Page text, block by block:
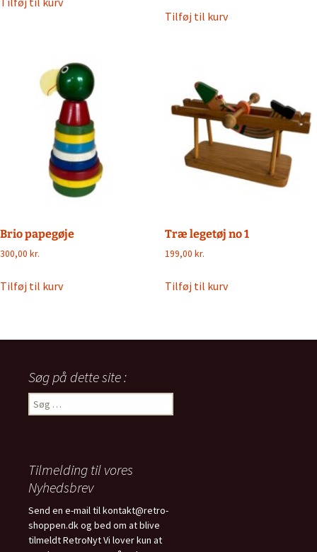
Tilføj til kurv
Brio papegøje
300,00 kr.
Tilføj til kurv
Træ legetøj no 1
199,00 kr.
Tilføj til kurv
Søg på dette site :
Søg
efter:
Tilmelding til vores
Nyhedsbrev
Send en e-mail til kontakt@retro-
shoppen.dk og bed om at blive
tilmeldt RetroNyt Vi lover kun at